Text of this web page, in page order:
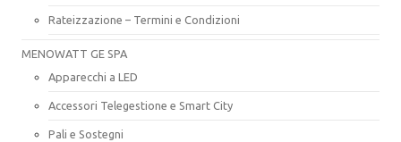
Rateizzazione – Termini e Condizioni
MENOWATT GE SPA
Apparecchi a LED
Accessori Telegestione e Smart City
Pali e Sostegni